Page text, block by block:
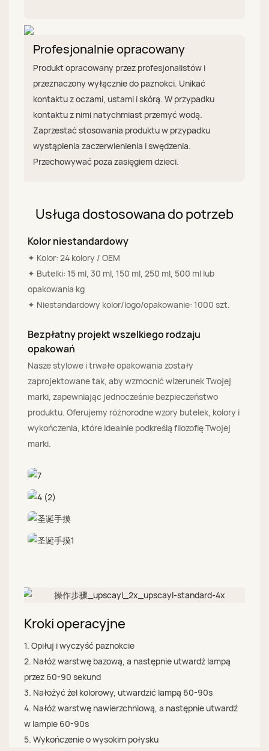
Profesjonalnie opracowany
Produkt opracowany przez profesjonalistów i
przeznaczony wyłącznie do paznokci. Unikać
kontaktu z oczami, ustami i skórą. W przypadku
kontaktu z nimi natychmiast przemyć wodą.
Zaprzestać stosowania produktu w przypadku
wystąpienia zaczerwienienia i swędzenia.
Przechowywać poza zasięgiem dzieci.
Usługa dostosowana do potrzeb
Kolor niestandardowy
✦ Kolor: 24 kolory / OEM
✦ Butelki: 15 ml, 30 ml, 150 ml, 250 ml, 500 ml lub
opakowania kg
✦ Niestandardowy kolor/logo/opakowanie: 1000 szt.
Bezpłatny projekt wszelkiego rodzaju
opakowań
Nasze stylowe i trwałe opakowania zostały
zaprojektowane tak, aby wzmocnić wizerunek Twojej
marki, zapewniając jednocześnie bezpieczeństwo
produktu. Oferujemy różnorodne wzory butelek, kolory i
wykończenia, które idealnie podkreślą filozofię Twojej
marki.
Kroki operacyjne
1. Opiłuj i wyczyść paznokcie
2. Nałóż warstwę bazową, a następnie utwardź lampą
przez 60-90 sekund
3. Nałożyć żel kolorowy, utwardzić lampą 60-90s
4. Nałóż warstwę nawierzchniową, a następnie utwardź
w lampie 60-90s
5. Wykończenie o wysokim połysku